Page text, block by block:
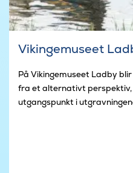
Vikingemuseet
På Vikingemuseet Ladby
fra et alternativt perspektiv,
utgangspunkt i